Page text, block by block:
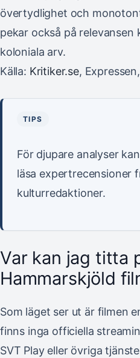
övertydlighet och
pekar också på relevansen
koloniala arv.
Källa: Kritiker.se,
TIPS
För djupare analyser
läsa expertrecensioner
kulturredaktioner.
Var kan jag titta
Hammarskjöld
Som läget ser ut är filmen
finns inga officiella
SVT Play eller övriga